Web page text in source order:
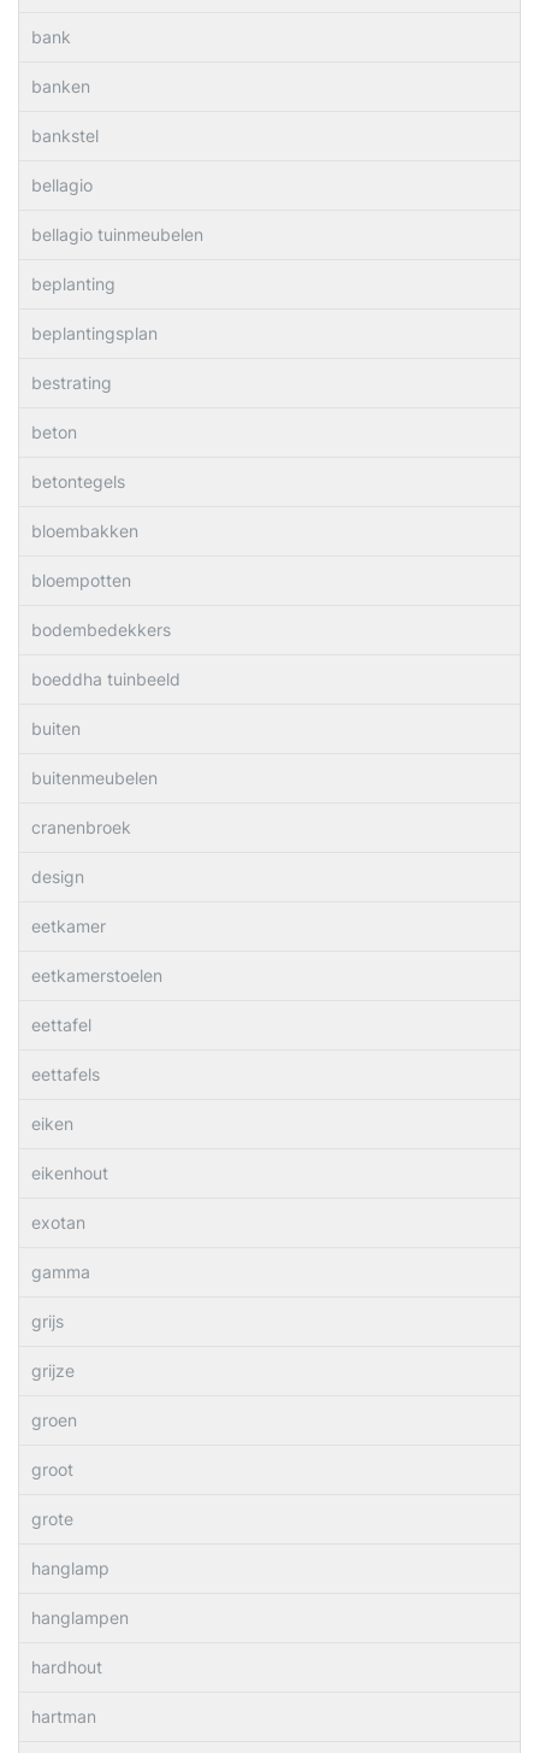
bank
banken
bankstel
bellagio
bellagio tuinmeubelen
beplanting
beplantingsplan
bestrating
beton
betontegels
bloembakken
bloempotten
bodembedekkers
boeddha tuinbeeld
buiten
buitenmeubelen
cranenbroek
design
eetkamer
eetkamerstoelen
eettafel
eettafels
eiken
eikenhout
exotan
gamma
grijs
grijze
groen
groot
grote
hanglamp
hanglampen
hardhout
hartman